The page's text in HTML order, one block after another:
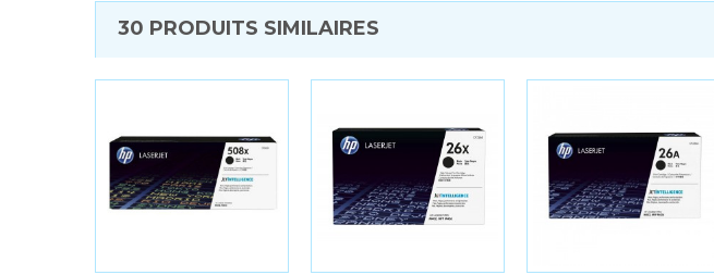
30 PRODUITS SIMILAIRES